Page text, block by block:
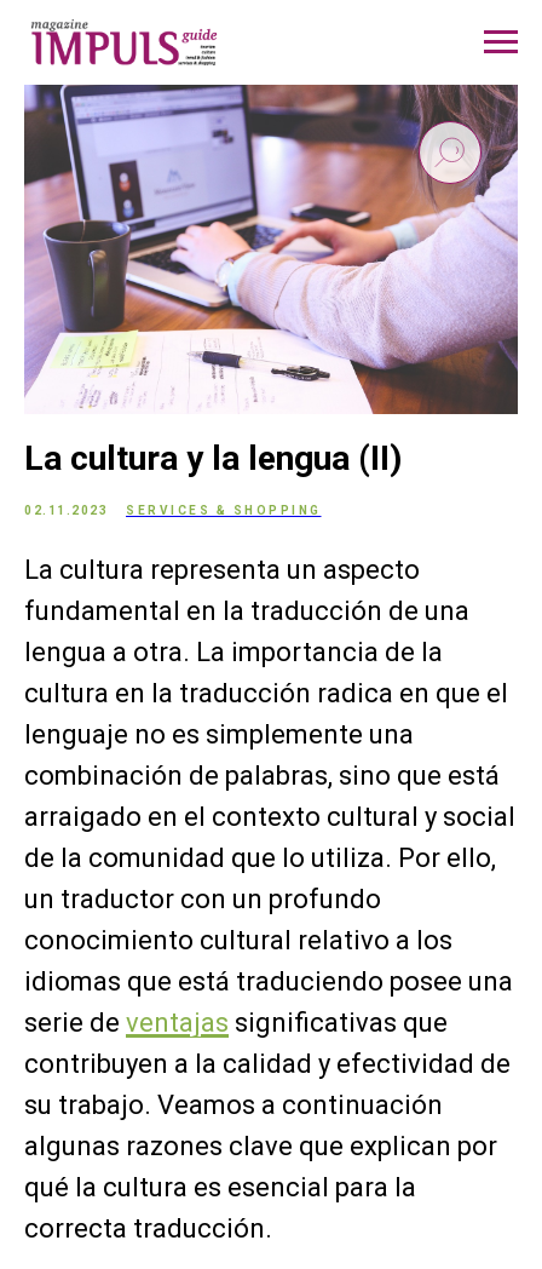
La cultura y la lengua (II)
02.11.2023 SERVICES & SHOPPING
La cultura representa un aspecto
fundamental en la traducción de una
lengua a otra. La importancia de la
cultura en la traducción radica en que el
lenguaje no es simplemente una
combinación de palabras, sino que está
arraigado en el contexto cultural y social
de la comunidad que lo utiliza. Por ello,
un traductor con un profundo
conocimiento cultural relativo a los
idiomas que está traduciendo posee una
serie de ventajas significativas que
contribuyen a la calidad y efectividad de
su trabajo. Veamos a continuación
algunas razones clave que explican por
qué la cultura es esencial para la
correcta traducción.